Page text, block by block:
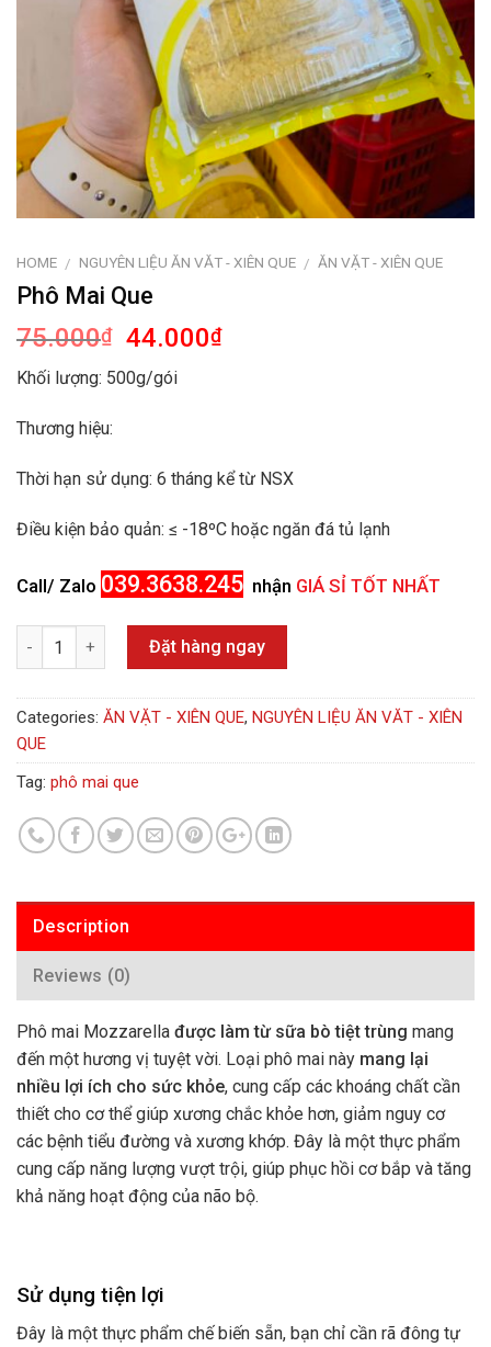
HOME / NGUYÊN LIỆU ĂN VĂT - XIÊN QUE / ĂN VẶT - XIÊN QUE
Phô Mai Que
75.000₫ 44.000₫
Khối lượng: 500g/gói
Thương hiệu:
Thời hạn sử dụng: 6 tháng kể từ NSX
Điều kiện bảo quản: ≤ -18ºC hoặc ngăn đá tủ lạnh
Call/ Zalo 039.3638.245 nhận GIÁ SỈ TỐT NHẤT
Quantity Đặt hàng ngay
Categories: ĂN VẶT - XIÊN QUE, NGUYÊN LIỆU ĂN VĂT - XIÊN
QUE
Tag: phô mai que
Description
Reviews (0)
Phô mai Mozzarella được làm từ sữa bò tiệt trùng mang
đến một hương vị tuyệt vời. Loại phô mai này mang lại
nhiều lợi ích cho sức khỏe, cung cấp các khoáng chất cần
thiết cho cơ thể giúp xương chắc khỏe hơn, giảm nguy cơ
các bệnh tiểu đường và xương khớp. Đây là một thực phẩm
cung cấp năng lượng vượt trội, giúp phục hồi cơ bắp và tăng
khả năng hoạt động của não bộ.
Sử dụng tiện lợi
Đây là một thực phẩm chế biến sẵn, bạn chỉ cần rã đông tự